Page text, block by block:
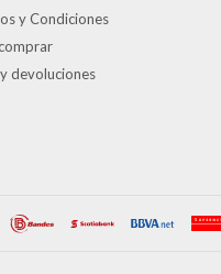
y Condiciones
devoluciones